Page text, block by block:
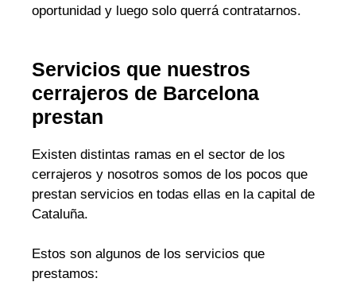
oportunidad y luego solo querrá contratarnos.
Servicios que nuestros
cerrajeros de Barcelona
prestan
Existen distintas ramas en el sector de los
cerrajeros y nosotros somos de los pocos que
prestan servicios en todas ellas en la capital de
Cataluña.
Estos son algunos de los servicios que
prestamos: